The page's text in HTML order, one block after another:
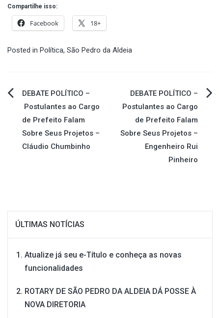
Compartilhe isso:
Facebook 18+
Posted in Política, São Pedro da Aldeia
Navegação
de
Post
DEBATE POLÍTICO –
Postulantes ao Cargo
de Prefeito Falam
Sobre Seus Projetos –
Cláudio Chumbinho
DEBATE POLÍTICO –
Postulantes ao Cargo
de Prefeito Falam
Sobre Seus Projetos –
Engenheiro Rui
Pinheiro
ÚLTIMAS NOTÍCIAS
Atualize já seu e-Título e conheça as novas
funcionalidades
ROTARY DE SÃO PEDRO DA ALDEIA DÁ POSSE À
NOVA DIRETORIA